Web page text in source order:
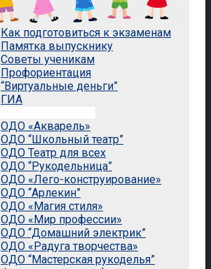
Как подготовиться к экзаменам
Памятка выпускнику
Советы ученикам
Профориентация
“Виртуальные деньги”
ГИА
ОДО «Акварель»
ОДО “Школьный театр”
ОДО Театр для всех
ОДО “Рукодельница”
ОДО «Лего-конструирование»
ОДО “Арлекин”
ОДО «Магия стиля»
ОДО «Мир профессии»
ОДО “Домашний электрик”
ОДО «Радуга творчества»
ОДО “Мастерская рукоделья”